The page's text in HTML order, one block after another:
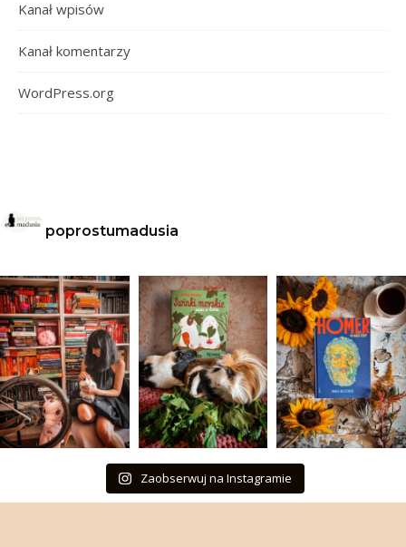
Kanał wpisów
Kanał komentarzy
WordPress.org
poprostumadusia
Zaobserwuj na Instagramie